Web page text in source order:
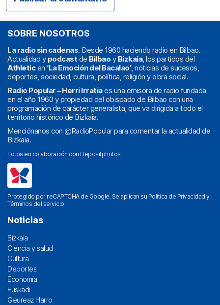
SOBRE NOSOTROS
La radio sin cadenas. Desde 1960 haciendo radio en Bilbao.
Actualidad y podcast de Bilbao y Bizkaia, los partidos del
Athleticen ‘La Emoción del Bacalao’, noticias de sucesos,
deportes, sociedad, cultura, política, religión y obra social.
Radio Popular – Herri Irratiaes una emisora de radio fundada
en el año 1960 y propiedad del obispado de Bilbao con una
programación de carácter generalista, que va dirigida a todo el
territorio histórico de Bizkaia.
Menciónanos con @RadioPopularpara comentar la actualidad de
Bizkaia.
Fotos en colaboración con Depositphotos
Protegido por reCAPTCHA de Google. Se aplican su Política de Privacidad y
Términos del servicio.
Noticias
Bizkaia
Ciencia y salud
Cultura
Deportes
Economía
Euskadi
Geureaz Harro